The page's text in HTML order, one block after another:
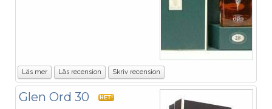
Läs mer Läs recension Skriv recension
Glen Ord 30 HET!